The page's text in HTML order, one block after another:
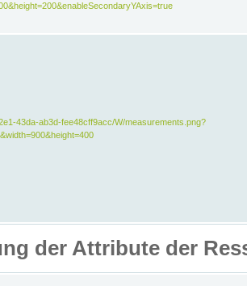
43da-ab3d-fee48cff9acc/W/measurements.png?
der Attribute der